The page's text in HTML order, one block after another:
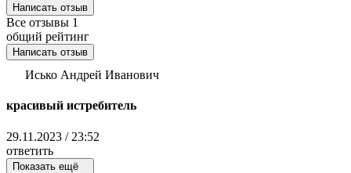
Написать отзыв
Все отзывы 1
общий рейтинг
Написать отзыв
Исько Андрей Иванович
красивый истребитель
29.11.2023 / 23:52
ответить
Показать ещё